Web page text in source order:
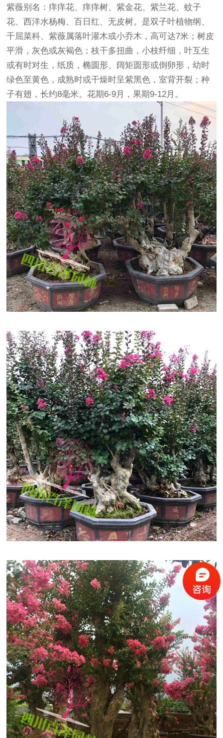
紫薇别名：痒痒花、痒痒树、紫金花、紫兰花、蚊子
花、西洋水杨梅、百日红、无皮树。是双子叶植物纲、
千屈菜科、紫薇属落叶灌木或小乔木，高可达7米；树皮
平滑，灰色或灰褐色；枝干多扭曲，小枝纤细，叶互生
或有时对生，纸质，椭圆形、阔矩圆形或倒卵形，幼时
绿色至黄色，成熟时或干燥时呈紫黑色，室背开裂；种
子有翅，长约8毫米。花期6-9月，果期9-12月。